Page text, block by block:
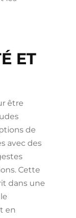
ET
être
de
avec des
Cette
dans une
en